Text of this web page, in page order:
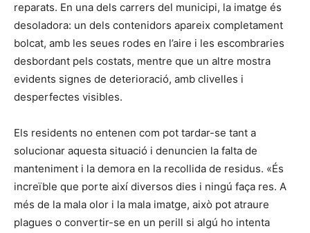
reparats. En una dels carrers del municipi, la imatge és
desoladora: un dels contenidors apareix completament
bolcat, amb les seues rodes en l’aire i les escombraries
desbordant pels costats, mentre que un altre mostra
evidents signes de deterioració, amb clivelles i
desperfectes visibles.
Els residents no entenen com pot tardar-se tant a
solucionar aquesta situació i denuncien la falta de
manteniment i la demora en la recollida de residus. «És
increïble que porte així diversos dies i ningú faça res. A
més de la mala olor i la mala imatge, això pot atraure
plagues o convertir-se en un perill si algú ho intenta